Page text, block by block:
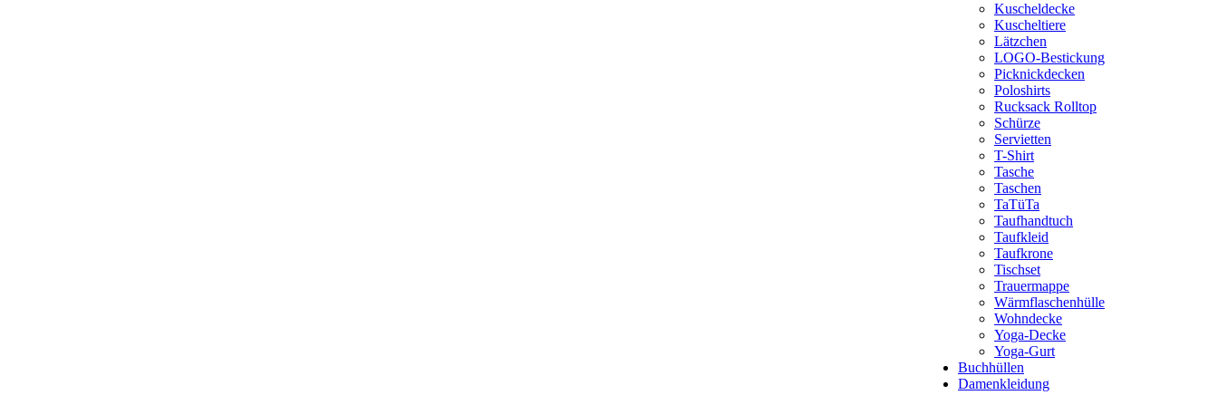
Kuscheldecke
Kuscheltiere
Lätzchen
LOGO-Bestickung
Picknickdecken
Poloshirts
Rucksack Rolltop
Schürze
Servietten
T-Shirt
Tasche
Taschen
TaTüTa
Taufhandtuch
Taufkleid
Taufkrone
Tischset
Trauermappe
Wärmflaschenhülle
Wohndecke
Yoga-Decke
Yoga-Gurt
Buchhüllen
Damenkleidung